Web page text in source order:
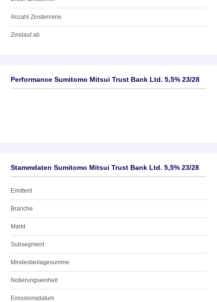
Anzahl Zinstermine
Zinslauf ab
Performance Sumitomo Mitsui Trust Bank Ltd. 5,5% 23/28
Stammdaten Sumitomo Mitsui Trust Bank Ltd. 5,5% 23/28
Emittent
Branche
Markt
Subsegment
Mindestanlagesumme
Notierungseinheit
Emissionsdatum